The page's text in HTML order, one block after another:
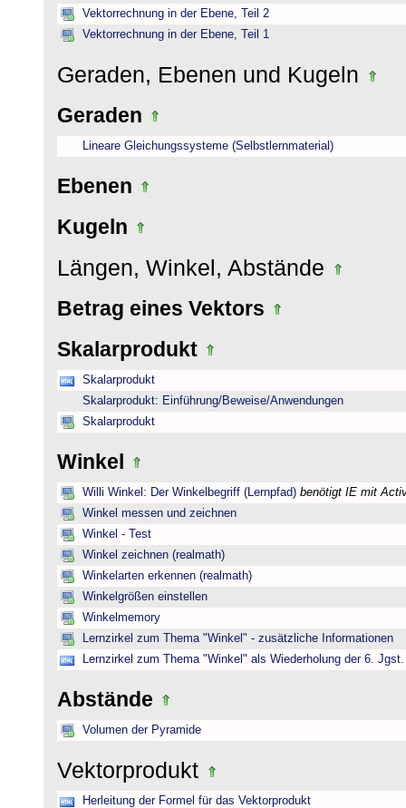
Vektorrechnung in der Ebene, Teil 2
Vektorrechnung in der Ebene, Teil 1
Geraden, Ebenen und Kugeln
Geraden
Lineare Gleichungssysteme (Selbstlernmaterial)
Ebenen
Kugeln
Längen, Winkel, Abstände
Betrag eines Vektors
Skalarprodukt
Skalarprodukt
Skalarprodukt: Einführung/Beweise/Anwendungen
Skalarprodukt
Winkel
Willi Winkel: Der Winkelbegriff (Lernpfad) benötigt IE mit
Winkel messen und zeichnen
Winkel - Test
Winkel zeichnen (realmath)
Winkelarten erkennen (realmath)
Winkelgrößen einstellen
Winkelmemory
Lernzirkel zum Thema "Winkel" - zusätzliche Informationen
Lernzirkel zum Thema "Winkel" als Wiederholung der 6. Jgst.
Abstände
Volumen der Pyramide
Vektorprodukt
Herleitung der Formel für das Vektorprodukt